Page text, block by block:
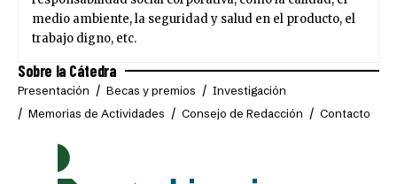
medio ambiente, la seguridad y salud en el producto, el
trabajo digno, etc.
Sobre la Cátedra
Presentación Becas y premios
Investigación
Memorias de Actividades
Consejo de Redacción Contacto